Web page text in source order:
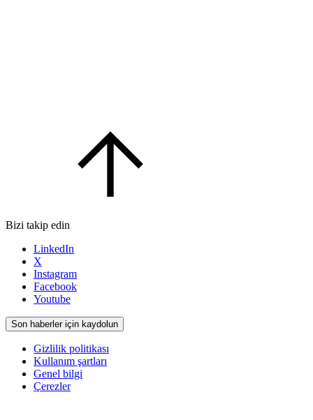
Bizi takip edin
LinkedIn
X
Instagram
Facebook
Youtube
Son haberler için kaydolun
Gizlilik politikası
Kullanım şartları
Genel bilgi
Çerezler